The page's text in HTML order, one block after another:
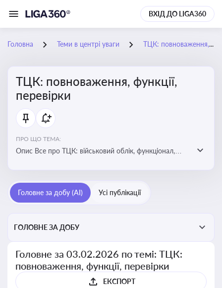
ВХІД ДО LIGA360
Головна Теми в центрі уваги ТЦК: повноваження, функції, перевірки
ТЦК: повноваження, функції,
перевірки
ПРО ЩО ТЕМА:
Опис Все про ТЦК: військовий облік, функціонал,
Головне за добу (AI) Усі публікації
ГОЛОВНЕ ЗА ДОБУ
Головне за 03.02.2026 по темі: ТЦК:
повноваження, функції, перевірки
ЕКСПОРТ